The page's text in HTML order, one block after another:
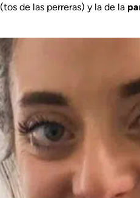
(tos de las perreras) y la de la